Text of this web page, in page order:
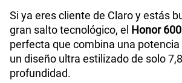
Si ya eres cliente de Claro y estás
gran salto tecnológico, el Honor 600
perfecta que combina una
un diseño ultra estilizado de solo
profundidad.